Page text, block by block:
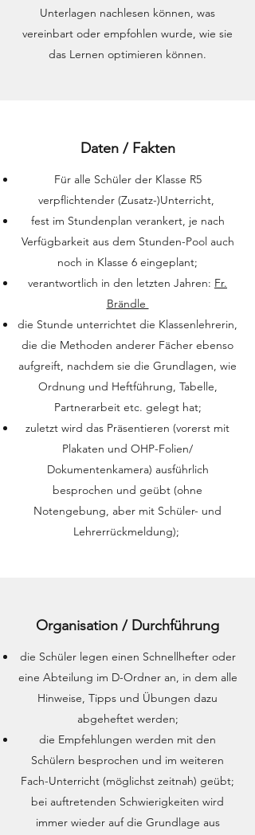
Unterlagen nachlesen können, was
vereinbart oder empfohlen wurde, wie sie
das Lernen optimieren können.
Daten / Fakten
Für alle Schüler der Klasse R5
verpflichtender (Zusatz-)Unterricht,
fest im Stundenplan verankert, je nach
Verfügbarkeit aus dem Stunden-Pool auch
noch in Klasse 6 eingeplant;
verantwortlich in den letzten Jahren: Fr.
Brändle
die Stunde unterrichtet die Klassenlehrerin,
die die Methoden anderer Fächer ebenso
aufgreift, nachdem sie die Grundlagen, wie
Ordnung und Heftführung, Tabelle,
Partnerarbeit etc. gelegt hat;
zuletzt wird das Präsentieren (vorerst mit
Plakaten und OHP-Folien/
Dokumentenkamera) ausführlich
besprochen und geübt (ohne
Notengebung, aber mit Schüler- und
Lehrerrückmeldung);
Organisation / Durchführung
die Schüler legen einen Schnellhefter oder
eine Abteilung im D-Ordner an, in dem alle
Hinweise, Tipps und Übungen dazu
abgeheftet werden;
die Empfehlungen werden mit den
Schülern besprochen und im weiteren
Fach-Unterricht (möglichst zeitnah) geübt;
bei auftretenden Schwierigkeiten wird
immer wieder auf die Grundlage aus